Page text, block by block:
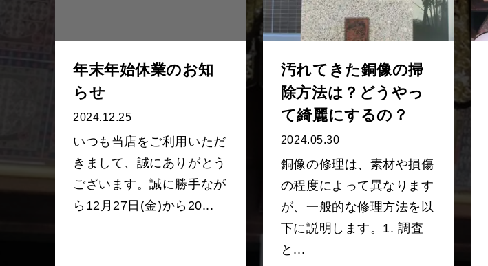
年末年始休業のお知
らせ
2024.12.25
いつも当店をご利用いただ
きまして、誠にありがとう
ございます。誠に勝手なが
ら12月27日(金)から20...
汚れてきた銅像の掃
除方法は？どうやっ
て綺麗にするの？
2024.05.30
銅像の修理は、素材や損傷
の程度によって異なります
が、一般的な修理方法を以
下に説明します。1. 調査
と...